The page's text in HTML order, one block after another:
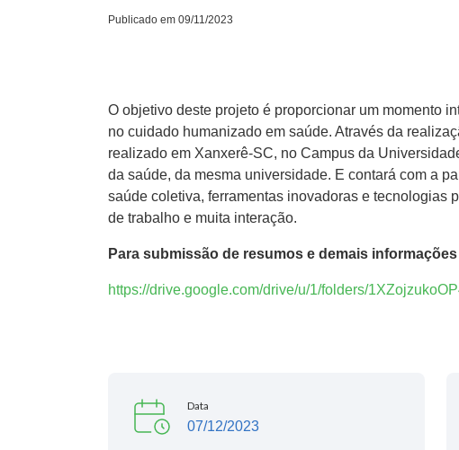
Publicado em 09/11/2023
O objetivo deste projeto é proporcionar um momento
no cuidado humanizado em saúde. Através da
realizado em Xanxerê-SC, no Campus da
da saúde, da mesma universidade. E contará com a
saúde coletiva, ferramentas inovadoras e tecnologias
de trabalho e muita interação.
Para submissão de resumos e demais
https://drive.google.com/drive/u/1/folders/
Data
07/12/2023